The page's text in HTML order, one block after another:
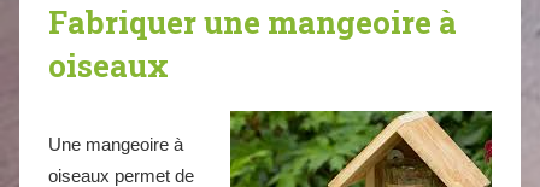
Fabriquer une mangeoire à
oiseaux
Une mangeoire à
oiseaux permet de